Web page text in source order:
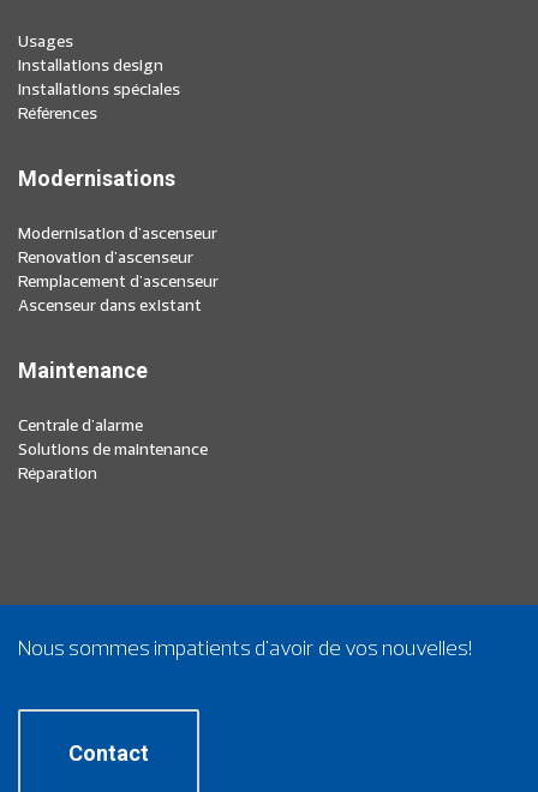
Usages
Installations design
Installations spéciales
Références
Modernisations
Modernisation d'ascenseur
Renovation d'ascenseur
Remplacement d'ascenseur
Ascenseur dans existant
Maintenance
Centrale d'alarme
Solutions de maintenance
Réparation
Nous sommes impatients d'avoir de vos nouvelles!
Contact